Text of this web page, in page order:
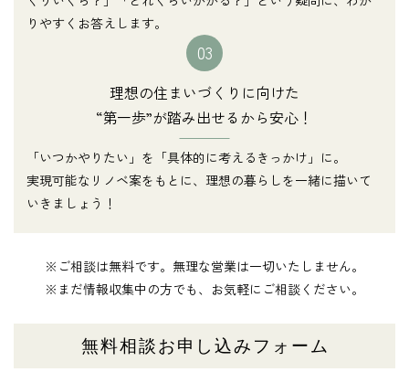
りやすくお答えします。
03
理想の住まいづくりに向けた
“第一歩”が踏み出せるから安心！
「いつかやりたい」を「具体的に考えるきっかけ」に。
実現可能なリノベ案をもとに、理想の暮らしを一緒に描いて
いきましょう！
※ご相談は無料です。無理な営業は一切いたしません。
※まだ情報収集中の方でも、お気軽にご相談ください。
無料相談お申し込みフォーム